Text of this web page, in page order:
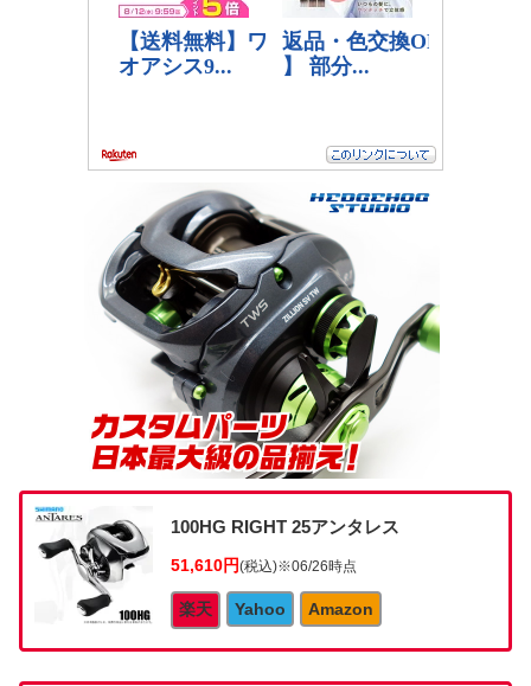
100HG RIGHT 25アンタレス
51,610円(税込)※06/26時点
楽天 Yahoo Amazon